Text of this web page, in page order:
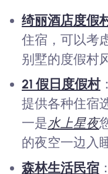
绮丽酒店度假
住宿，可以考
别墅的度假村
21 假日度假村
提供各种住宿
一是水上星夜
的夜空一边入
森林生活民宿